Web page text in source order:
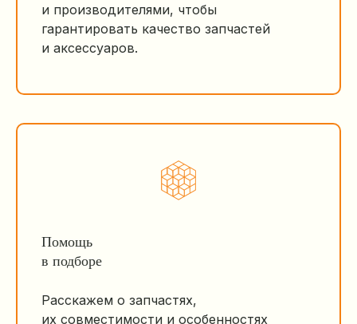
и производителями, чтобы
гарантировать качество запчастей
и аксессуаров.
Помощь
в подборе
Расскажем о запчастях,
их совместимости и особенностях